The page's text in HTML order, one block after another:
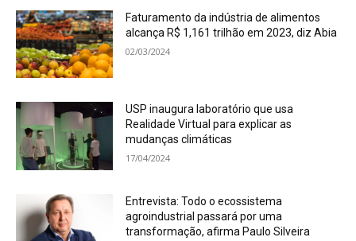
Faturamento da indústria de alimentos
alcança R$ 1,161 trilhão em 2023, diz Abia
02/03/2024
USP inaugura laboratório que usa
Realidade Virtual para explicar as
mudanças climáticas
17/04/2024
Entrevista: Todo o ecossistema
agroindustrial passará por uma
transformação, afirma Paulo Silveira